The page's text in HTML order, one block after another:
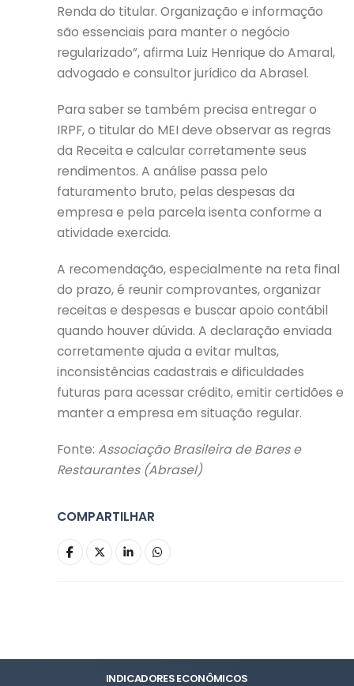
Renda do titular. Organização e informação
são essenciais para manter o negócio
regularizado”, afirma Luiz Henrique do Amaral,
advogado e consultor jurídico da Abrasel.
Para saber se também precisa entregar o
IRPF, o titular do MEI deve observar as regras
da Receita e calcular corretamente seus
rendimentos. A análise passa pelo
faturamento bruto, pelas despesas da
empresa e pela parcela isenta conforme a
atividade exercida.
A recomendação, especialmente na reta final
do prazo, é reunir comprovantes, organizar
receitas e despesas e buscar apoio contábil
quando houver dúvida. A declaração enviada
corretamente ajuda a evitar multas,
inconsistências cadastrais e dificuldades
futuras para acessar crédito, emitir certidões e
manter a empresa em situação regular.
Fonte: Associação Brasileira de Bares e
Restaurantes (Abrasel)
COMPARTILHAR
INDICADORES ECONÔMICOS